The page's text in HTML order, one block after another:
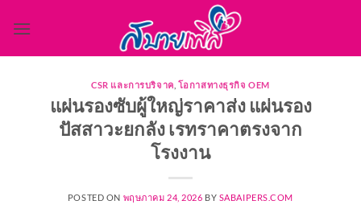
CSR และการบริจาค โอกาสทางธุรกิจ OEM
แผ่นรองซับผู้ใหญ่ราคาส่ง แผ่นรอง
ปัสสาวะยกลัง เรทราคาตรงจาก
โรงงาน
POSTED ON พฤษภาคม 24, 2026 BY SABAIPERS.COM